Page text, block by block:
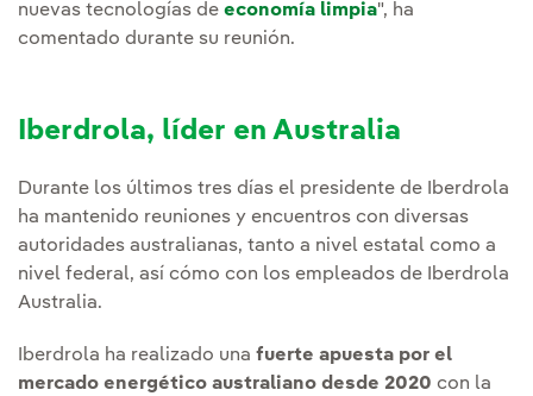
nuevas tecnologías de economía limpia", ha
comentado durante su reunión.
Iberdrola, líder en Australia
Durante los últimos tres días el presidente de Iberdrola
ha mantenido reuniones y encuentros con diversas
autoridades australianas, tanto a nivel estatal como a
nivel federal, así cómo con los empleados de Iberdrola
Australia.
Iberdrola ha realizado una fuerte apuesta por el
mercado energético australiano desde 2020 con la